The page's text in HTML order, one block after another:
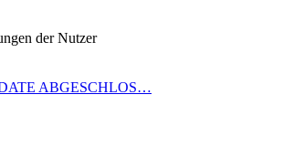
der Nutzer
ABGESCHLOS…